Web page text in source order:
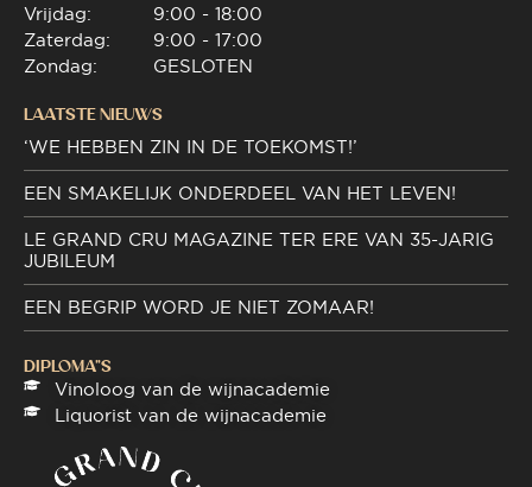
Vrijdag:
Zaterdag:
Zondag:
9:00 - 18:00
9:00 - 17:00
GESLOTEN
LAATSTE NIEUWS
‘WE HEBBEN ZIN IN DE TOEKOMST!’
EEN SMAKELIJK ONDERDEEL VAN HET LEVEN!
LE GRAND CRU MAGAZINE TER ERE VAN 35-JARIG
JUBILEUM
EEN BEGRIP WORD JE NIET ZOMAAR!
DIPLOMA"S
Vinoloog van de wijnacademie
Liquorist van de wijnacademie